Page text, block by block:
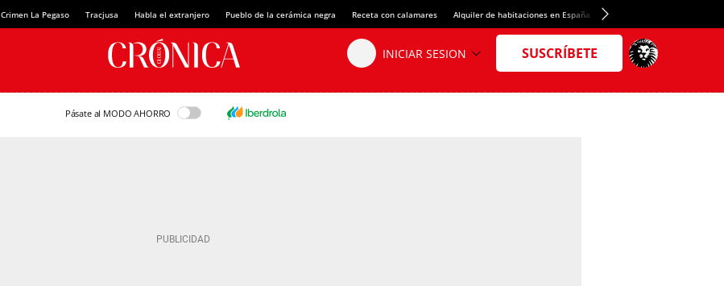
Crimen La Pegaso Tracjusa Habla el extranjero Pueblo de la cerámica negra Receta con calamares Alquiler de habitaciones en España Crédito del Spotify Camp Nou
Pásate al MODO AHORRO